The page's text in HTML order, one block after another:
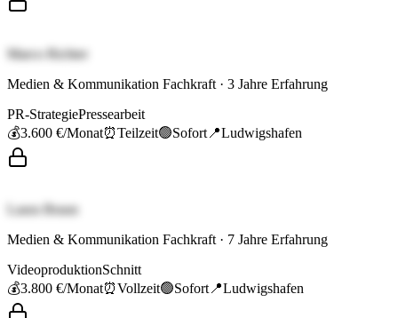
Marco Richter
Medien & Kommunikation Fachkraft · 3 Jahre Erfahrung
PR-StrategiePressearbeit
💰3.600 €/Monat⏰Teilzeit🟢Sofort 📍Ludwigshafen
Laura Braun
Medien & Kommunikation Fachkraft · 7 Jahre Erfahrung
VideoproduktionSchnitt
💰3.800 €/Monat⏰Vollzeit🟢Sofort 📍Ludwigshafen